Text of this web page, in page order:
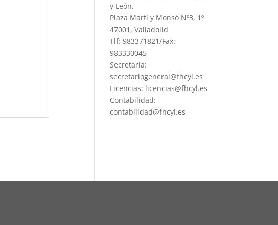
y León.
Plaza Martí y Monsó Nº3, 1º
47001, Valladolid
Tlf: 983371821/Fax:
983330045
Secretaria:
secretariogeneral@fhcyl.es
Licencias: licencias@fhcyl.es
Contabilidad:
contabilidad@fhcyl.es